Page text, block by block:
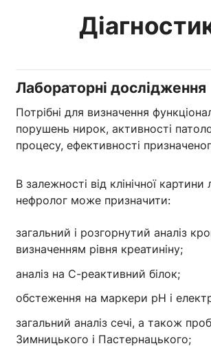
Лабораторні дослідження
Потрібні для визначення
порушень нирок, активності
процесу, ефективності
В залежності від клінічної картини
нефролог може призначити:
загальний і розгорнутий аналіз
визначенням рівня креатиніну;
аналіз на С-реактивний білок;
обстеження на маркери pH і
загальний аналіз сечі, а також
Зимницького і Пастернацького;